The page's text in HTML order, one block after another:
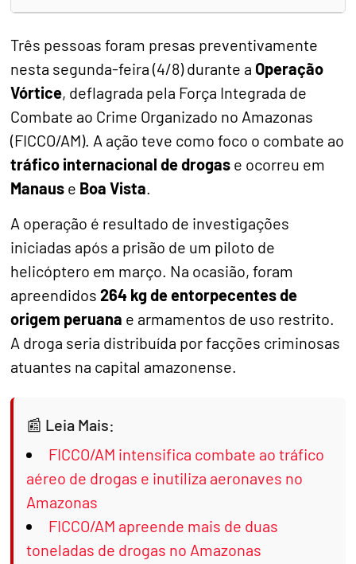
Três pessoas foram presas preventivamente
nesta segunda-feira (4/8) durante a Operação
Vórtice, deflagrada pela Força Integrada de
Combate ao Crime Organizado no Amazonas
(FICCO/AM). A ação teve como foco o combate ao
tráfico internacional de drogas e ocorreu em
Manaus e Boa Vista
A operação é resultado de investigações
iniciadas após a prisão de um piloto de
helicóptero em março. Na ocasião, foram
apreendidos264 kg de entorpecentes de
origem peruana e armamentos de uso restrito.
A droga seria distribuída por facções criminosas
atuantes na capital amazonense.
Leia Mais:
FICCO/AM intensifica combate ao tráfico
aéreo de drogas e inutiliza aeronaves no
Amazonas
FICCO/AM apreende mais de duas
toneladas de drogas no Amazonas